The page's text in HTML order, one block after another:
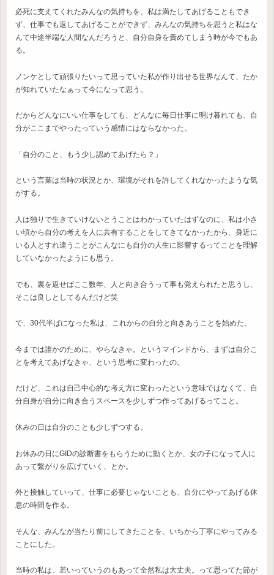
必死に支えてくれたみんなの気持ちを、私は満たしてあげることもでき
ず、仕事でも返してあげることができず、みんなの気持ちを思うと私はな
んて中途半端な人間なんだろうと、自分自身を責めてしまう時が今でもあ
る。
ノンケとして頑張りたいって思っていた私が作り出せる世界なんて、たか
が知れていたなぁって今になって思う。
だからどんなにいい仕事をしても、どんなに毎日仕事に明け暮れても、自
分がここまでやったっていう感情にはならなかった。
「自分のこと、もう少し認めてあげたら？」
という言葉は当時の状況とか、環境がそれを許してくれなかったような気
がする。
人は独りで生きていけないとうことはわかっていたはずなのに、私は小さ
い頃から自分の考えを人に共有することをしてきてなかったから、身近に
いる人とすれ違うことがこんなにも自分の人生に影響するってことを理解
していなかったようにも思う。
でも、裏を返せばここ数年、人と向き合うって事も覚えられたと思うし、
そこは良しとしてるんだけど笑
で、30代半ばになった私は、これからの自分と向きあうことを始めた。
今までは誰かのために、やらなきゃ。というマインドから、まずは自分こ
とを考えてあげなきゃ、という思考に変わったの。
だけど、これは自己中心的な考え方に変わったという意味ではなくて、自
分自身が自分に向き合うスペースを少しずつ作ってあげるってこと。
休みの日は自分のことも少しずつする。
お休みの日にGIDの診断書をもらうために動くとか、女の子になって人に
あって繋がりを広げていく、とか。
外と接触していって、仕事に必要じゃないことも、自分にやってあげる休
息の時間を作る。
そんな、みんなが当たり前にしてきたことを、いちから丁寧にやってみる
ことにした。
当時の私は、若いっていうのもあって全然私は大丈夫。って思ってた節が